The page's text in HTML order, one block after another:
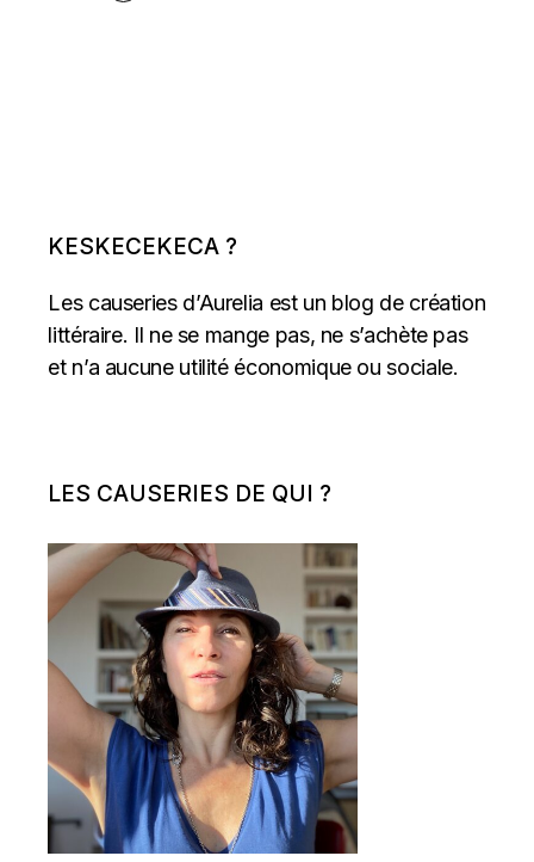
KESKECEKECA ?
Les causeries d’Aurelia est un blog de création
littéraire. Il ne se mange pas, ne s’achète pas
et n’a aucune utilité économique ou sociale.
LES CAUSERIES DE QUI ?